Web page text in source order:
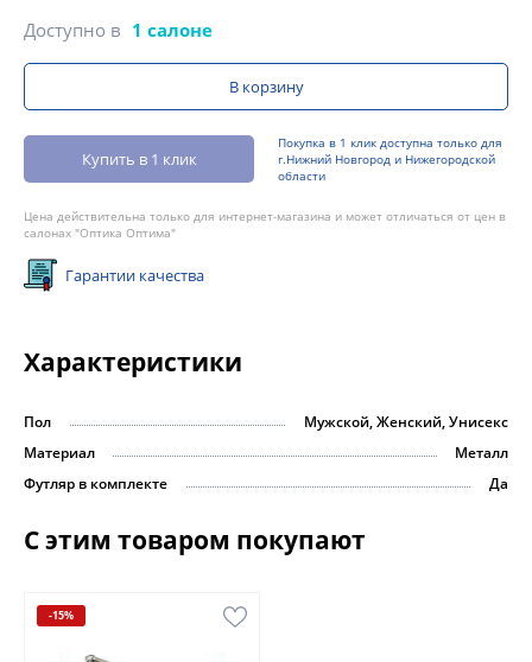
Доступно в 1 салоне
В корзину
Купить в 1 клик
Покупка в 1 клик доступна только для
г.Нижний Новгород и Нижегородской
области
Цена действительна только для интернет-магазина и может отличаться от цен в
салонах "Оптика Оптима"
Гарантии качества
Характеристики
Пол
Мужской, Женский, Унисекс
Материал
Металл
Футляр в комплекте
Да
С этим товаром покупают
-15%